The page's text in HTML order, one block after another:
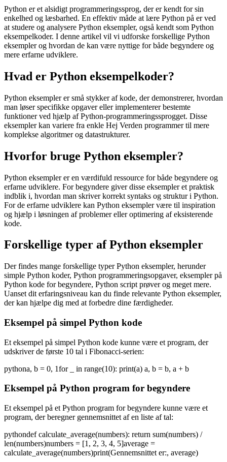
Python er et alsidigt programmeringssprog, der er kendt for sin
enkelhed og læsbarhed. En effektiv måde at lære Python på er ved
at studere og analysere Python eksempler, også kendt som Python
eksempelkoder. I denne artikel vil vi udforske forskellige Python
eksempler og hvordan de kan være nyttige for både begyndere og
mere erfarne udviklere.
Hvad er Python eksempelkoder?
Python eksempler er små stykker af kode, der demonstrerer, hvordan
man løser specifikke opgaver eller implementerer bestemte
funktioner ved hjælp af Python-programmeringssprogget. Disse
eksempler kan variere fra enkle Hej Verden programmer til mere
komplekse algoritmer og datastrukturer.
Hvorfor bruge Python eksempler?
Python eksempler er en værdifuld ressource for både begyndere og
erfarne udviklere. For begyndere giver disse eksempler et praktisk
indblik i, hvordan man skriver korrekt syntaks og struktur i Python.
For de erfarne udviklere kan Python eksempler være til inspiration
og hjælp i løsningen af problemer eller optimering af eksisterende
kode.
Forskellige typer af Python eksempler
Der findes mange forskellige typer Python eksempler, herunder
simple Python koder, Python programmeringsopgaver, eksempler på
Python kode for begyndere, Python script prøver og meget mere.
Uanset dit erfaringsniveau kan du finde relevante Python eksempler,
der kan hjælpe dig med at forbedre dine færdigheder.
Eksempel på simpel Python kode
Et eksempel på simpel Python kode kunne være et program, der
udskriver de første 10 tal i Fibonacci-serien:
pythona, b = 0, 1for _ in range(10): print(a) a, b = b, a + b
Eksempel på Python program for begyndere
Et eksempel på et Python program for begyndere kunne være et
program, der beregner gennemsnittet af en liste af tal:
pythondef calculate_average(numbers): return sum(numbers) /
len(numbers)numbers = [1, 2, 3, 4, 5]average =
calculate_average(numbers)print(Gennemsnittet er:, average)